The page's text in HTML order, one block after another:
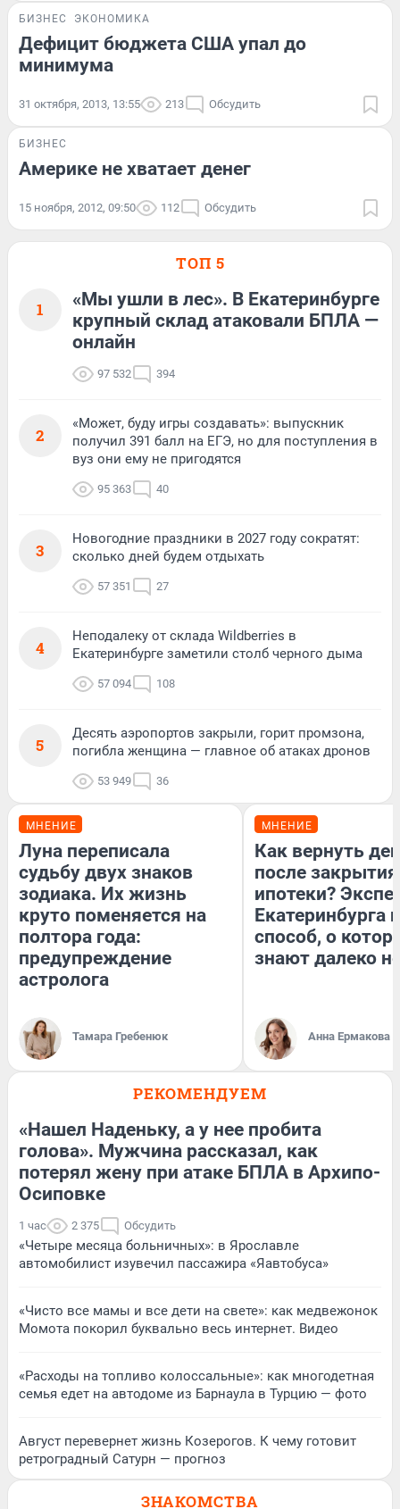
БИЗНЕС ЭКОНОМИКА
Дефицит бюджета США упал до
минимума
31 октября, 2013, 13:55 213 Обсудить
БИЗНЕС
Америке не хватает денег
15 ноября, 2012, 09:50 112 Обсудить
ТОП 5
1
«Мы ушли в лес». В Екатеринбурге
крупный склад атаковали БПЛА —
онлайн
97 532 394
2
«Может, буду игры создавать»: выпускник
получил 391 балл на ЕГЭ, но для поступления в
вуз они ему не пригодятся
95 363 40
3
Новогодние праздники в 2027 году сократят:
сколько дней будем отдыхать
57 351 27
4
Неподалеку от склада Wildberries в
Екатеринбурге заметили столб черного дыма
57 094 108
5
Десять аэропортов закрыли, горит промзона,
погибла женщина — главное об атаках дронов
53 949 36
МНЕНИЕ
Луна переписала
судьбу двух знаков
зодиака. Их жизнь
круто поменяется на
полтора года:
предупреждение
астролога
Тамара Гребенюк
МНЕНИЕ
Как вернуть
после закрытия
ипотеки?
Екатеринбурга
способ, о
знают далеко
Анна Ермакова
РЕКОМЕНДУЕМ
«Нашел Наденьку, а у нее пробита
голова». Мужчина рассказал, как
потерял жену при атаке БПЛА в Архипо-
Осиповке
1 час 2 375 Обсудить
«Четыре месяца больничных»: в Ярославле
автомобилист изувечил пассажира «Яавтобуса»
«Чисто все мамы и все дети на свете»: как медвежонок
Момота покорил буквально весь интернет. Видео
«Расходы на топливо колоссальные»: как многодетная
семья едет на автодоме из Барнаула в Турцию — фото
Август перевернет жизнь Козерогов. К чему готовит
ретроградный Сатурн — прогноз
ЗНАКОМСТВА